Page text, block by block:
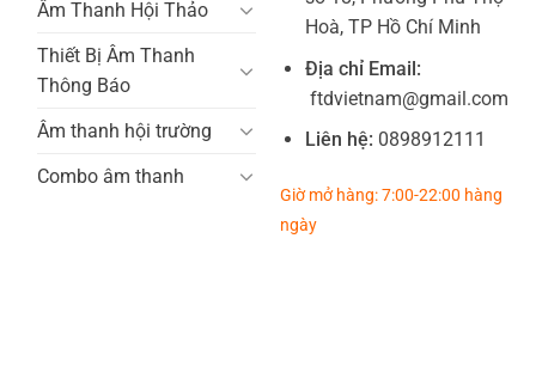
Âm Thanh Hội Thảo
Thiết Bị Âm Thanh
Thông Báo
Âm thanh hội trường
Combo âm thanh
Hoà, TP Hồ Chí Minh
Địa chỉ Email:
ftdvietnam@gmail.com
Liên hệ: 0898912111
Giờ mở hàng: 7:00-22:00 hàng
ngày